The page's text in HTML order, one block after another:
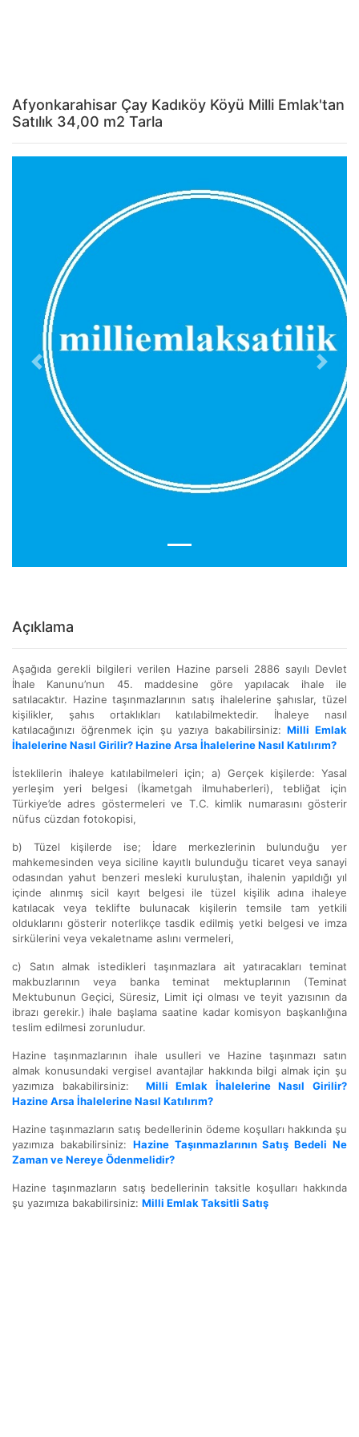
Afyonkarahisar Çay Kadıköy Köyü Milli Emlak'tan
Satılık 34,00 m2 Tarla
Previous Next
Açıklama
Aşağıda gerekli bilgileri verilen Hazine parseli 2886 sayılı Devlet
İhale Kanunu’nun 45. maddesine göre yapılacak ihale ile
satılacaktır. Hazine taşınmazlarının satış ihalelerine şahıslar, tüzel
kişilikler, şahıs ortaklıkları katılabilmektedir. İhaleye nasıl
katılacağınızı öğrenmek için şu yazıya bakabilirsiniz:Milli Emlak
İhalelerine Nasıl Girilir? Hazine Arsa İhalelerine Nasıl Katılırım?
İsteklilerin ihaleye katılabilmeleri için; a) Gerçek kişilerde: Yasal
yerleşim yeri belgesi (İkametgah ilmuhaberleri), tebliğat için
Türkiye’de adres göstermeleri ve T.C. kimlik numarasını gösterir
nüfus cüzdan fotokopisi,
b) Tüzel kişilerde ise; İdare merkezlerinin bulunduğu yer
mahkemesinden veya siciline kayıtlı bulunduğu ticaret veya sanayi
odasından yahut benzeri mesleki kuruluştan, ihalenin yapıldığı yıl
içinde alınmış sicil kayıt belgesi ile tüzel kişilik adına ihaleye
katılacak veya teklifte bulunacak kişilerin temsile tam yetkili
olduklarını gösterir noterlikçe tasdik edilmiş yetki belgesi ve imza
sirkülerini veya vekaletname aslını vermeleri,
c) Satın almak istedikleri taşınmazlara ait yatıracakları teminat
makbuzlarının veya banka teminat mektuplarının (Teminat
Mektubunun Geçici, Süresiz, Limit içi olması ve teyit yazısının da
ibrazı gerekir.) ihale başlama saatine kadar komisyon başkanlığına
teslim edilmesi zorunludur.
Hazine taşınmazlarının ihale usulleri ve Hazine taşınmazı satın
almak konusundaki vergisel avantajlar hakkında bilgi almak için şu
yazımıza bakabilirsiniz: Milli Emlak İhalelerine Nasıl Girilir?
Hazine Arsa İhalelerine Nasıl Katılırım?
Hazine taşınmazların satış bedellerinin ödeme koşulları hakkında şu
yazımıza bakabilirsiniz: Hazine Taşınmazlarının Satış Bedeli Ne
Zaman ve Nereye Ödenmelidir?
Hazine taşınmazların satış bedellerinin taksitle koşulları hakkında
şu yazımıza bakabilirsiniz: Milli Emlak Taksitli Satış